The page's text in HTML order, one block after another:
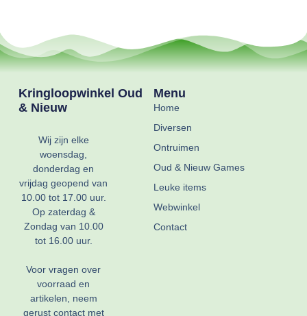
Kringloopwinkel Oud
& Nieuw
Wij zijn elke
woensdag,
donderdag en
vrijdag geopend van
10.00 tot 17.00 uur.
Op zaterdag &
Zondag van 10.00
tot 16.00 uur.
Voor vragen over
voorraad en
artikelen, neem
gerust contact met
Menu
Home
Diversen
Ontruimen
Oud & Nieuw Games
Leuke items
Webwinkel
Contact